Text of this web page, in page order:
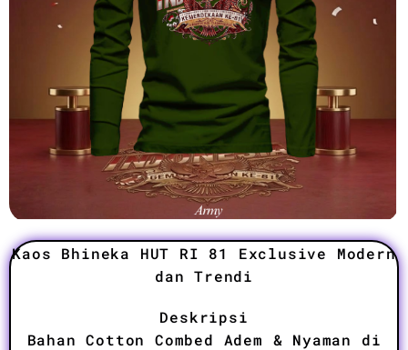
Kaos Bhineka HUT RI 81 Exclusive Modern
dan Trendi
Deskripsi
Bahan Cotton Combed Adem & Nyaman di